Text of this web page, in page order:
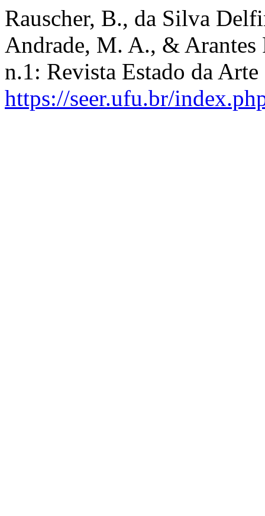
Rauscher, B., da Silva
Andrade, M. A., &
n.1: Revista Estado da
https://seer.ufu.br/